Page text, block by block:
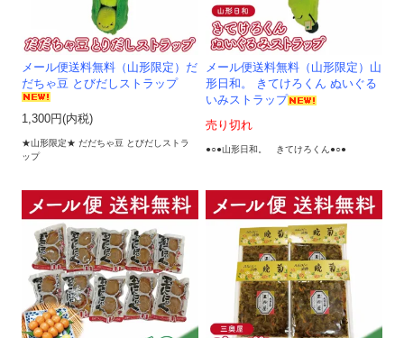
メール便送料無料（山形限定）だ
だちゃ豆 とびだしストラップ
1,300円(内税)
★山形限定★ だだちゃ豆 とびだしストラ
ップ
メール便送料無料（山形限定）山
形日和。 きてけろくん ぬいぐる
いみストラップ
売り切れ
●○●山形日和。 きてけろくん●○●